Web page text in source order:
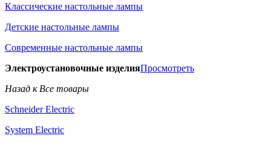
Классические настольные лампы
Детские настольные лампы
Современные настольные лампы
Электроустановочные изделияПросмотреть
Назад к Все товары
Schneider Electric
System Electric